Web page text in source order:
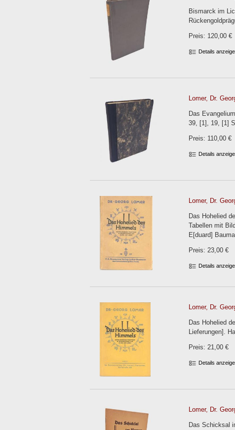
Bismarck im
Preis: 120,00 €
Details
Lomer, Dr.
Das
39, [1], 19, [1]
Preis: 110,00 €
Details
Lomer, Dr.
Das Hohelied
Tabellen mit
E[duard]
Preis: 23,00 €
Details
Lomer, Dr.
Das Hohelied
Lieferungen].
Preis: 21,00 €
Details
Lomer, Dr.
Das Schicksal